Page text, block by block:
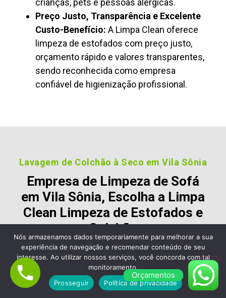
crianças, pets e pessoas alérgicas.
Preço Justo, Transparência e Excelente
Custo-Benefício: A Limpa Clean oferece
limpeza de estofados com preço justo,
orçamento rápido e valores transparentes,
sendo reconhecida como empresa
confiável de higienização profissional.
Lavagem de Colchão à Seco em Vila Sônia
Empresa de Limpeza de Sofá
em Vila Sônia, Escolha a Limpa
Clean Limpeza de Estofados e
Colchão
Nossos clientes são fiéis pois gostara dos nossos
serviços e nos recomendam, veja alguns desses
comentários:Orçamentos
Nós armazenamos dados temporariamente para melhorar a sua
experiência de navegação e recomendar conteúdo de seu
interesse. Ao utilizar nossos serviços, você concorda com tal
monitoramento.
Prosseguir
Política de privacidade